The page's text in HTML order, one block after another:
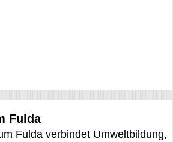
Fulda
Fulda verbindet Umweltbildung,